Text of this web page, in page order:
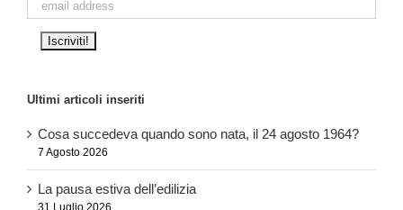
Ultimi articoli inseriti
Cosa succedeva quando sono nata, il 24 agosto 1964?
7 Agosto 2026
La pausa estiva dell’edilizia
31 Luglio 2026